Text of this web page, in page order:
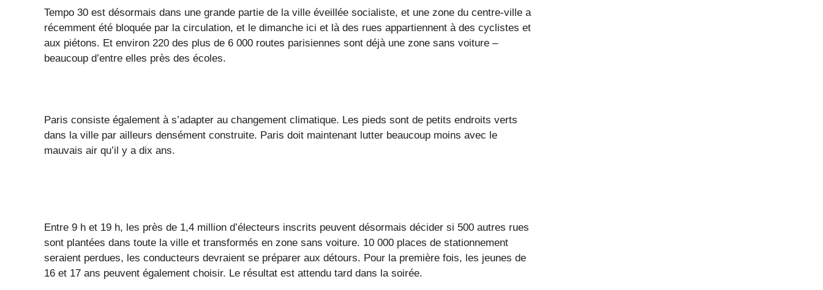
Tempo 30 est désormais dans une grande partie de la ville éveillée socialiste, et une zone du centre-ville a
récemment été bloquée par la circulation, et le dimanche ici et là des rues appartiennent à des cyclistes et
aux piétons. Et environ 220 des plus de 6 000 routes parisiennes sont déjà une zone sans voiture –
beaucoup d’entre elles près des écoles.
Paris consiste également à s’adapter au changement climatique. Les pieds sont de petits endroits verts
dans la ville par ailleurs densément construite. Paris doit maintenant lutter beaucoup moins avec le
mauvais air qu’il y a dix ans.
Entre 9 h et 19 h, les près de 1,4 million d’électeurs inscrits peuvent désormais décider si 500 autres rues
sont plantées dans toute la ville et transformés en zone sans voiture. 10 000 places de stationnement
seraient perdues, les conducteurs devraient se préparer aux détours. Pour la première fois, les jeunes de
16 et 17 ans peuvent également choisir. Le résultat est attendu tard dans la soirée.